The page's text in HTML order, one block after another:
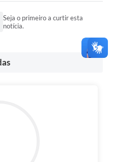
Seja o primeiro a curtir esta
notícia.